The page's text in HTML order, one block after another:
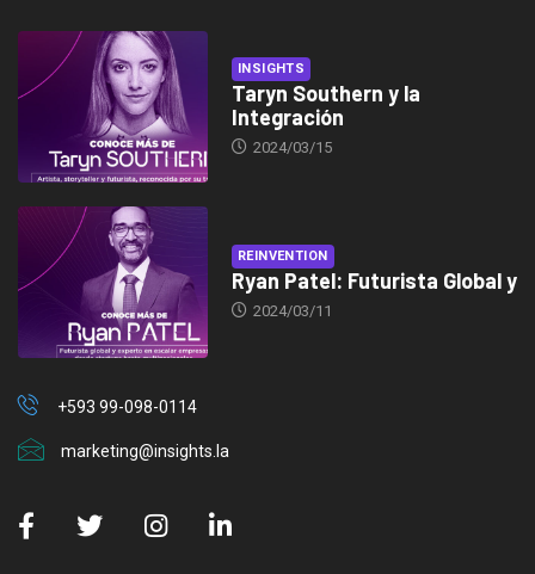
INSIGHTS
Taryn Southern y la
Integración
2024/03/15
REINVENTION
Ryan Patel: Futurista Global y
2024/03/11
+593 99-098-0114
marketing@insights.la